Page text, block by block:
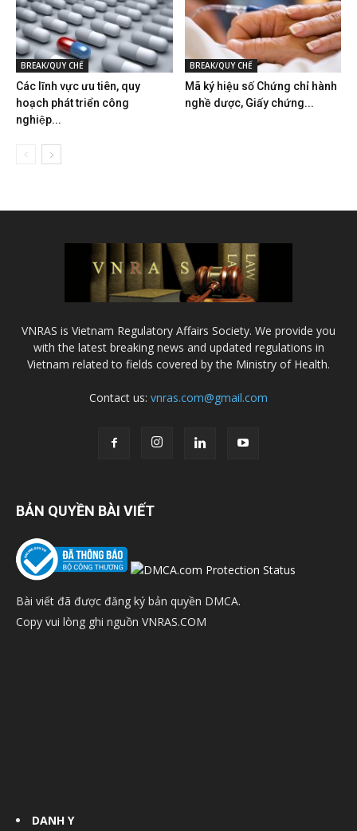
BREAK/QUY CHẾ
Các lĩnh vực ưu tiên, quy
hoạch phát triển công
nghiệp...
BREAK/QUY CHẾ
Mã ký hiệu số Chứng chỉ hành
nghề dược, Giấy chứng...
VNRAS is Vietnam Regulatory Affairs Society. We provide you
with the latest breaking news and updated regulations in
Vietnam related to fields covered by the Ministry of Health.
Contact us: vnras.com@gmail.com
BẢN QUYỀN BÀI VIẾT
Bài viết đã được đăng ký bản quyền DMCA.
Copy vui lòng ghi nguồn VNRAS.COM
DANH Y